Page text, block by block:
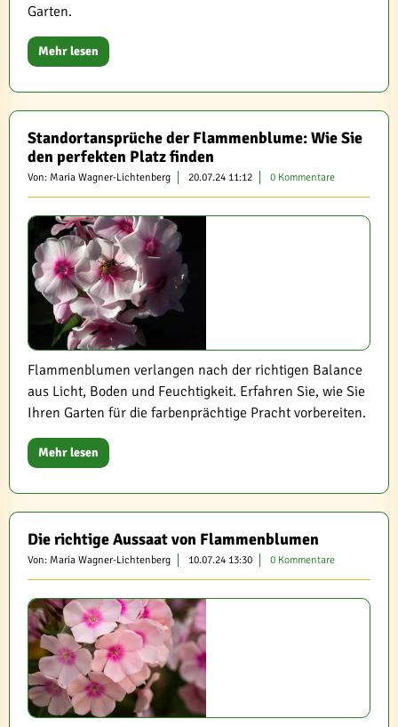
Garten.
Mehr lesen
Standortansprüche der Flammenblume: Wie Sie
den perfekten Platz finden
Von: Maria Wagner-Lichtenberg 20.07.24 11:12 0 Kommentare
Flammenblumen verlangen nach der richtigen Balance
aus Licht, Boden und Feuchtigkeit. Erfahren Sie, wie Sie
Ihren Garten für die farbenprächtige Pracht vorbereiten.
Mehr lesen
Die richtige Aussaat von Flammenblumen
Von: Maria Wagner-Lichtenberg 10.07.24 13:30 0 Kommentare